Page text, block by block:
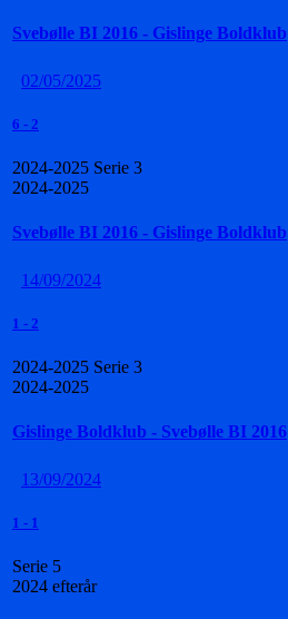
Svebølle BI 2016 - Gislinge Boldklub
02/05/2025
6 - 2
2024-2025 Serie 3
2024-2025
Svebølle BI 2016 - Gislinge Boldklub
14/09/2024
1 - 2
2024-2025 Serie 3
2024-2025
Gislinge Boldklub - Svebølle BI 2016
13/09/2024
1 - 1
Serie 5
2024 efterår